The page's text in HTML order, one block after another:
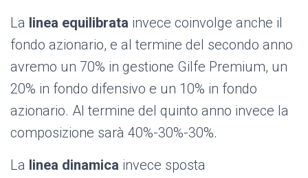
La linea equilibrata invece coinvolge anche il
fondo azionario, e al termine del secondo anno
avremo un 70% in gestione Gilfe Premium, un
20% in fondo difensivo e un 10% in fondo
azionario. Al termine del quinto anno invece la
composizione sarà 40%-30%-30%.
La linea dinamica invece sposta